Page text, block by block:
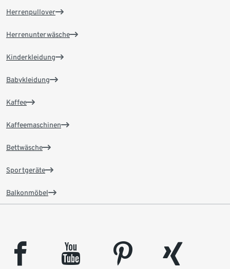
Herrenpullover
Herrenunterwäsche
Kinderkleidung
Babykleidung
Kaffee
Kaffeemaschinen
Bettwäsche
Sportgeräte
Balkonmöbel
facebook youtube pinterest
xing